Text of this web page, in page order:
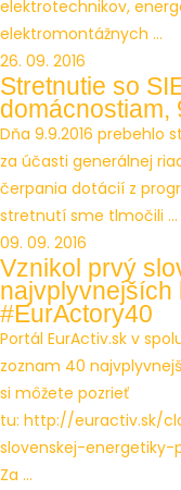
elektrotechnikov,
elektromontážnych ...
26. 09. 2016
Stretnutie so
domácnostiam,
Dňa 9.9.2016 prebehlo
za účasti generálnej
čerpania dotácií z
stretnutí sme tlmočili ...
09. 09. 2016
Vznikol prvý
#EurActory40
Portál EurActiv.sk v
zoznam 40
si môžete pozrieť
tu: http://euractiv.sk/
slovenskej-
Za ...